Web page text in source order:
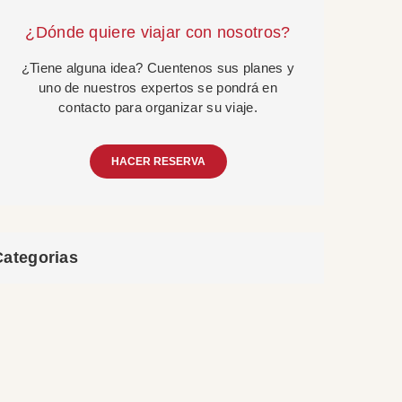
¿Dónde quiere viajar con nosotros?
¿Tiene alguna idea? Cuentenos sus planes y
uno de nuestros expertos se pondrá en
contacto para organizar su viaje.
HACER RESERVA